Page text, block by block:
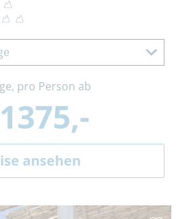
pro Person ab
ansehen